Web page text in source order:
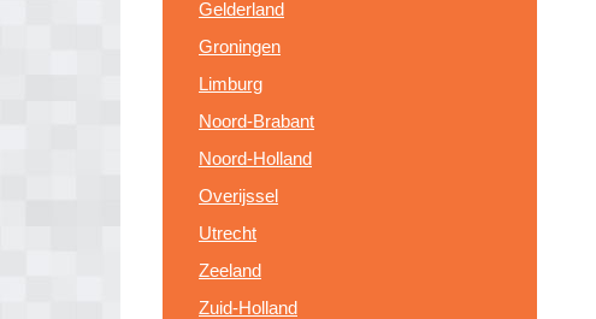
Gelderland
Groningen
Limburg
Noord-Brabant
Noord-Holland
Overijssel
Utrecht
Zeeland
Zuid-Holland